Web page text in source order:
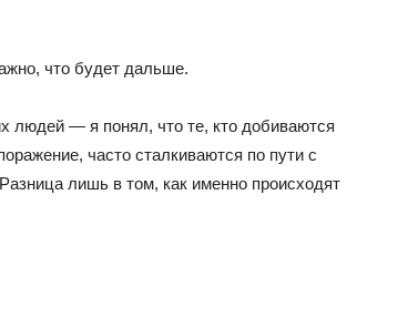
что будет дальше.
людей — я понял, что те, кто добиваются
часто сталкиваются по пути с
лишь в том, как именно происходят